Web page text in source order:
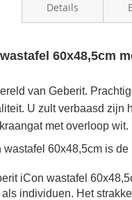
60x48,5cm
van Geberit.
U zult verbaasd zijn
met overloop wit.
wastafel 60x48,5cm is
iCon wastafel
individuen. Het
Details